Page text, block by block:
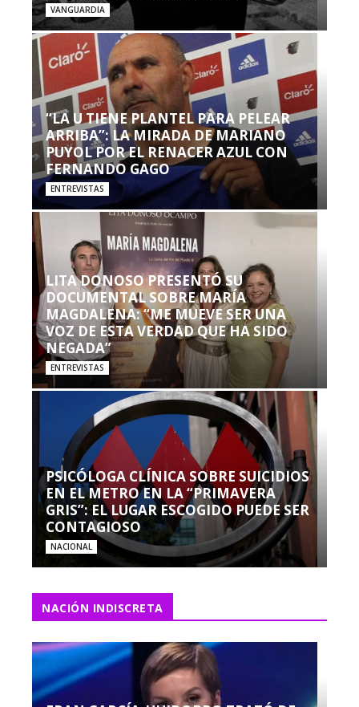
VANGUARDIA
“LA U TIENE PLANTEL PARA PELEAR
ARRIBA”: LA MIRADA DE MARIANO
PUYOL POR EL RENACER AZUL CON
FERNANDO GAGO
ENTREVISTAS
LITA DONOSO PRESENTÓ SU
DOCUMENTAL SOBRE MARÍA
MAGDALENA: “ME MUEVE SER UNA
VOZ DE ESTA VERDAD QUE HA SIDO
NEGADA”
ENTREVISTAS
PSICÓLOGA CLÍNICA SOBRE SUICIDIOS
EN EL METRO EN LA “PRIMAVERA
GRIS”: EL LUGAR ESCOGIDO PUEDE SER
CONTAGIOSO
NACIONAL
NACIÓN INDISCRETA